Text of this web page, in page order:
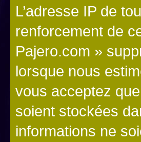
L’adresse IP de
renforcement de
Pajero.com »
lorsque nous
vous acceptez
soient stockées
informations ne